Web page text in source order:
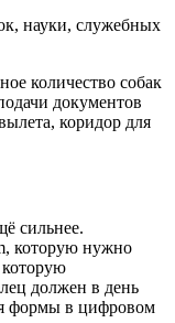
науки, служебных
количество собак
документов
коридор для
сильнее.
которую нужно
которую
должен в день
формы в цифровом